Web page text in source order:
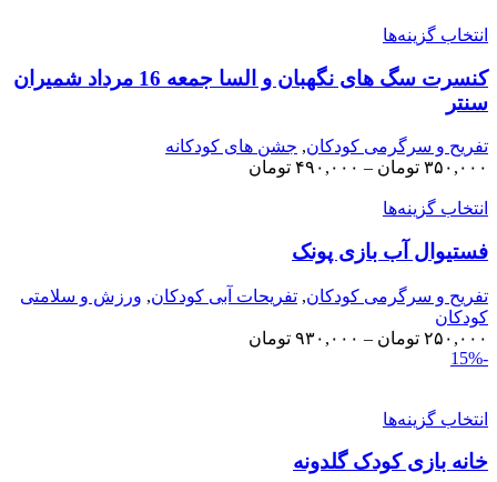
گزینه‌ها
کنسرت سگ های نگهبان و السا جمعه 16 مرداد شمیران
و سرگرمی کودکان,جشن های کودکانه
تومان– ۴۹۰,۰۰۰ تومان
گزینه‌ها
آب بازی پونک
و سرگرمی کودکان,تفریحات آبی کودکان,ورزش و سلامتی
تومان– ۹۳۰,۰۰۰ تومان
گزینه‌ها
بازی کودک گلدونه